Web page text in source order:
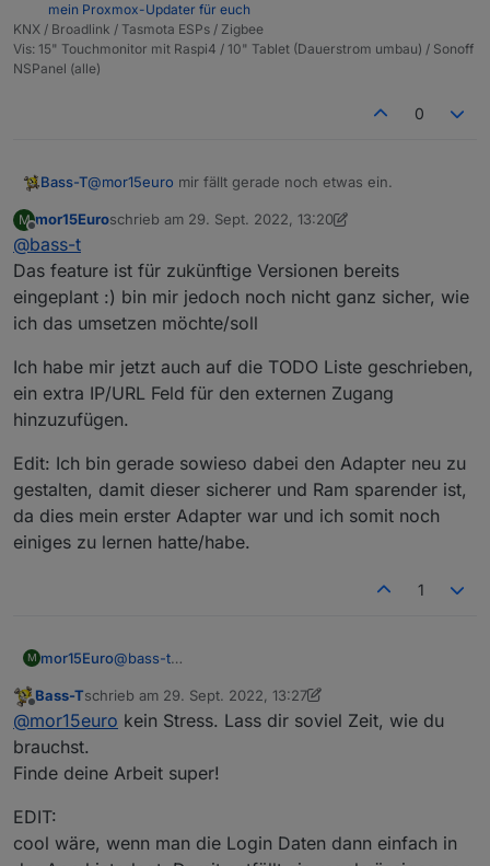
mein Proxmox-Updater für euch
KNX / Broadlink / Tasmota ESPs / Zigbee
Vis: 15" Touchmonitor mit Raspi4 / 10" Tablet (Dauerstrom umbau) / Sonoff
NSPanel (alle)
0
Bass-T@mor15euro mir fällt gerade noch etwas ein.
Kann man den Zugang auch bitte mit login versehen.
Immoment könnte gerade jeder der die URL und Port
heraus bekommt mein Smart home steuern
Grüße
M
Offline
mor15Euroschrieb am 29. Sept. 2022, 13:20
zuletzt editiert von mor15Euro
@bass-t
Das feature ist für zukünftige Versionen bereits
eingeplant :) bin mir jedoch noch nicht ganz sicher, wie
ich das umsetzen möchte/soll
Ich habe mir jetzt auch auf die TODO Liste geschrieben,
ein extra IP/URL Feld für den externen Zugang
hinzuzufügen.
Edit: Ich bin gerade sowieso dabei den Adapter neu zu
gestalten, damit dieser sicherer und Ram sparender ist,
da dies mein erster Adapter war und ich somit noch
einiges zu lernen hatte/habe.
1
M mor15Euro@bass-t
eingeplant :) bin mir jedoch noch nicht ganz sicher,
wie ich das umsetzen möchte/soll
Ich habe mir jetzt auch auf die TODO Liste
geschrieben, ein extra IP/URL Feld für den
zu gestalten, damit dieser sicherer und Ram
sparender ist, da dies mein erster Adapter war und
Offline
Bass-Tschrieb am 29. Sept. 2022, 13:27
zuletzt editiert von Bass-T
@mor15euro kein Stress. Lass dir soviel Zeit, wie du
brauchst.
Finde deine Arbeit super!
EDIT:
cool wäre, wenn man die Login Daten dann einfach in